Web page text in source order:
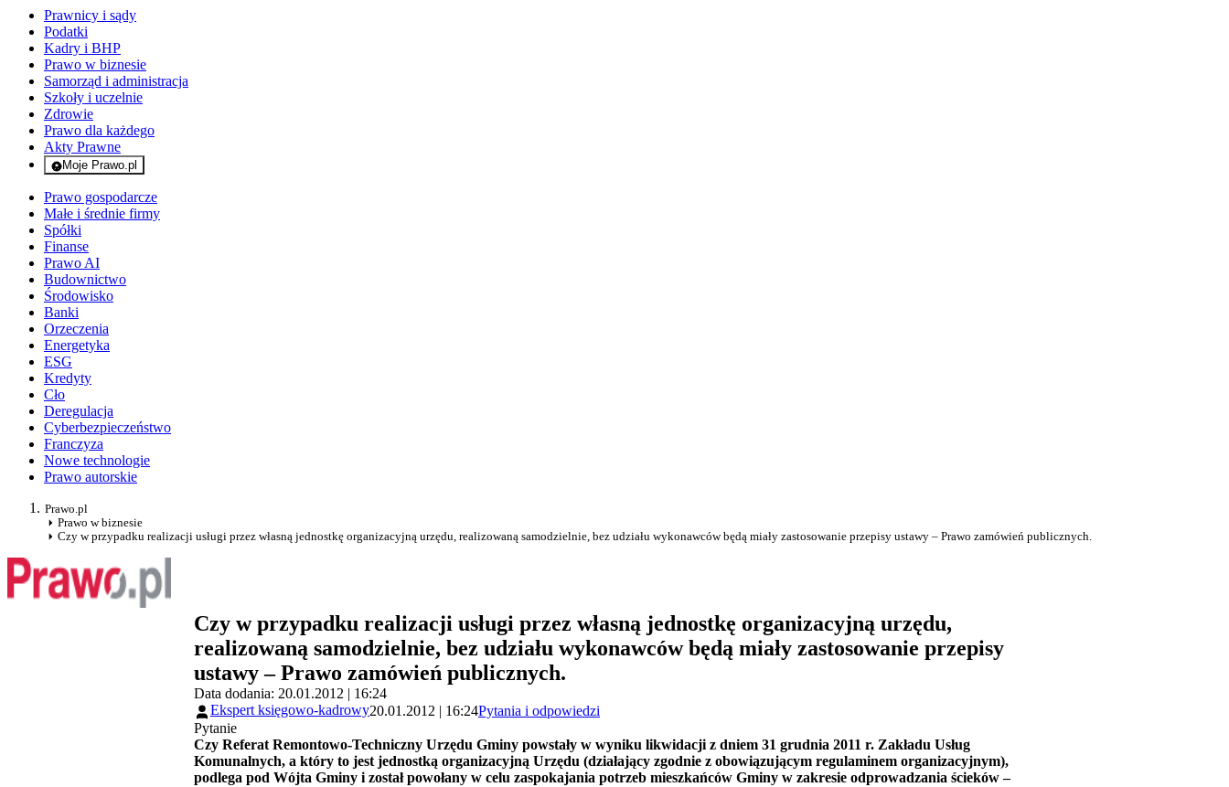
Prawnicy i sądy
Podatki
Kadry i BHP
Prawo w biznesie
Samorząd i administracja
Szkoły i uczelnie
Zdrowie
Prawo dla każdego
Akty Prawne
Moje Prawo.pl
- rejestracja i logowanie do serwisu
Prawo gospodarcze
Małe i średnie firmy
Spółki
Finanse
Prawo AI
Budownictwo
Środowisko
Banki
Orzeczenia
Energetyka
ESG
Kredyty
Cło
Deregulacja
Cyberbezpieczeństwo
Franczyza
Nowe technologie
Prawo autorskie
Prawo.pl
Prawo w biznesie
Czy w przypadku realizacji usługi przez własną jednostkę organizacyjną urzędu, realizowaną samodzielnie, bez udziału wykonawców będą miały zastosowanie przepisy ustawy – Prawo zamówień publicznych.
Czy w przypadku realizacji usługi przez własną jednostkę organizacyjną urzędu,
realizowaną samodzielnie, bez udziału wykonawców będą miały zastosowanie przepisy
ustawy – Prawo zamówień publicznych.
Data dodania: 20.01.2012 | 16:24
Ekspert księgowo-kadrowy20.01.2012 | 16:24Pytania i odpowiedzi
Pytanie
Czy Referat Remontowo-Techniczny Urzędu Gminy powstały w wyniku likwidacji z dniem 31 grudnia 2011 r. Zakładu Usług
Komunalnych, a który to jest jednostką organizacyjną Urzędu (działający zgodnie z obowiązującym regulaminem organizacyjnym),
podlega pod Wójta Gminy i został powołany w celu zaspokajania potrzeb mieszkańców Gminy w zakresie odprowadzania ścieków –